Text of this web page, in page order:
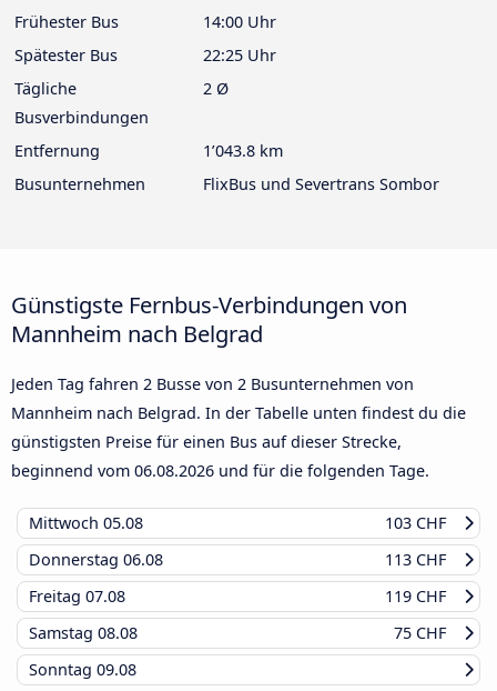
Frühester Bus
14:00 Uhr
Spätester Bus
22:25 Uhr
Tägliche
Busverbindungen
2 Ø
Entfernung
1’043.8 km
Busunternehmen
FlixBus und Severtrans Sombor
Günstigste Fernbus-Verbindungen von
Mannheim nach Belgrad
Jeden Tag fahren 2 Busse von 2 Busunternehmen von
Mannheim nach Belgrad. In der Tabelle unten findest du die
günstigsten Preise für einen Bus auf dieser Strecke,
beginnend vom 06.08.2026 und für die folgenden Tage.
Mittwoch 05.08
103 CHF
Donnerstag 06.08
113 CHF
Freitag 07.08
119 CHF
Samstag 08.08
75 CHF
Sonntag 09.08